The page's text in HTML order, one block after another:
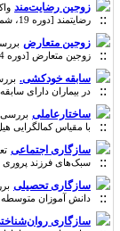
زوجین رضایت‌مند
رضایتمند [دوره 19، شماره 23]
زوجین متعارض بررسی
زوجین متعارض [دوره 14، شماره 18]
سابقه خودکشی.
در بیماران دارای سابقه اقدام
ساختارعاملی بررسی
با مقیاس کمالگرایی هیل [دوره 9،
سازگاری اجتماعی
سبک‌های فرزند پروری [دوره 19،
سازگاری تحصیلی
دانش آموزان متوسطه دوم شهر
سازگاری روان‌شناختی